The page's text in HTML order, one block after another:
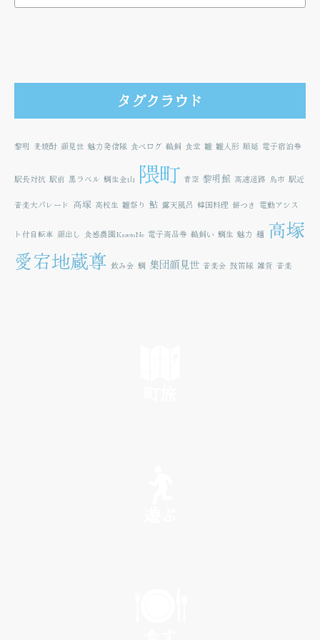
タグクラウド
黎明 麦焼酎 顔見世 魅力発信隊 食べログ 鵜飼 食堂 雛 雛人形 順延 電子宿泊券
駅長対抗 駅前 黒ラベル 鯛生金山 隈町 青空 黎明館 高速道路 鳥市 駅近
音楽大パレード 高塚 高校生 雛祭り 鮎 露天風呂 韓国料理 餅つき 電動アシス
ト付自転車 顔出し 食感農園KazetoNe 電子商品券 鵜飼い 鯛生 魅力 麺 高塚
愛宕地蔵尊 飲み会 鯛 集団顔見世 音楽会 鼓笛隊 雑貨 音楽